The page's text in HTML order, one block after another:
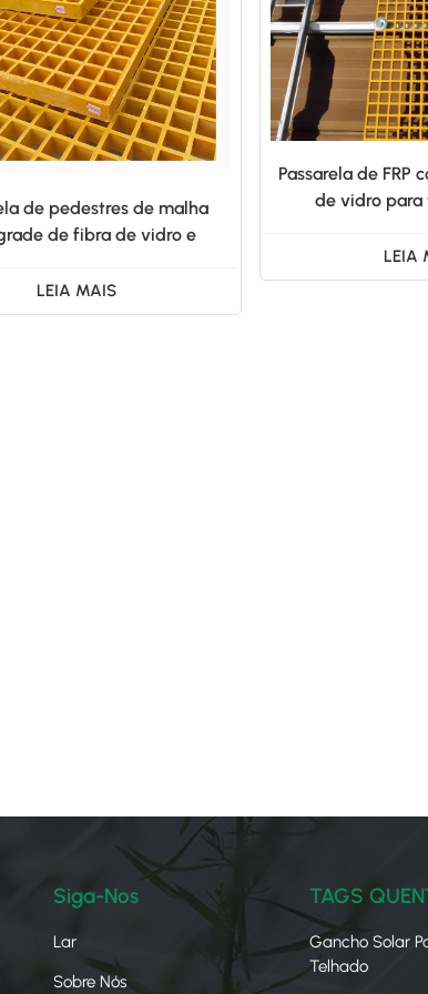
de pedestres de malha
de fibra de vidro e
LEIA MAIS
Passarela de FRP
de vidro para
LEIA
Siga-Nos
Lar
Sobre Nós
TAGS
Gancho Solar
Telhado